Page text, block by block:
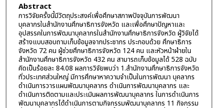
Abstract
การวิจัยครั้งนี้มีวัตถุประสงค์เพื่อศึกษาสภาพปัจจุบันการพัฒนา
บุคลากรในสำนักงานศึกษาธิการจังหวัด และเพื่อศึกษาปัญหาและ
อุปสรรคในการพัฒนาบุคลากรในสำนักงานศึกษาธิการจังหวัด ผู้วิจัยได้
สร้างแบบสอบถามเก็บข้อมูลจากประชากร ประกอบด้วย ศึกษาธิการ
จังหวัด 72 คน ผู้ช่วยศึกษาธิการจังหวัด 124 คน และหัวหน้าฝ่ายใน
สำนักงานศึกษาธิการจังหวัด 432 คน สามารถเก็บข้อมูลได้ 528 ฉบับ
คิดเป็นร้อยละ 84.08 ผลการวิจัยพบว่า 1.สำนักงานศึกษาธิการจังหวัด
ทั่วประเทศส่วนใหญ่ มีการศึกษาหาความจำเป็นในการพัฒนา บุคลากร
ดำเนินการวารแผนพัฒนาบุคลากร ดำเนินการพัฒนาบุคลากร และ
ดำเนินการติดตามและประเมินผลการพัฒนาบุคลากร ในการดำเนินการ
พัฒนาบุคลากรได้ดำเนินการตามกิจกรรมพัฒนาบุคลากร 11 กิจกรรม